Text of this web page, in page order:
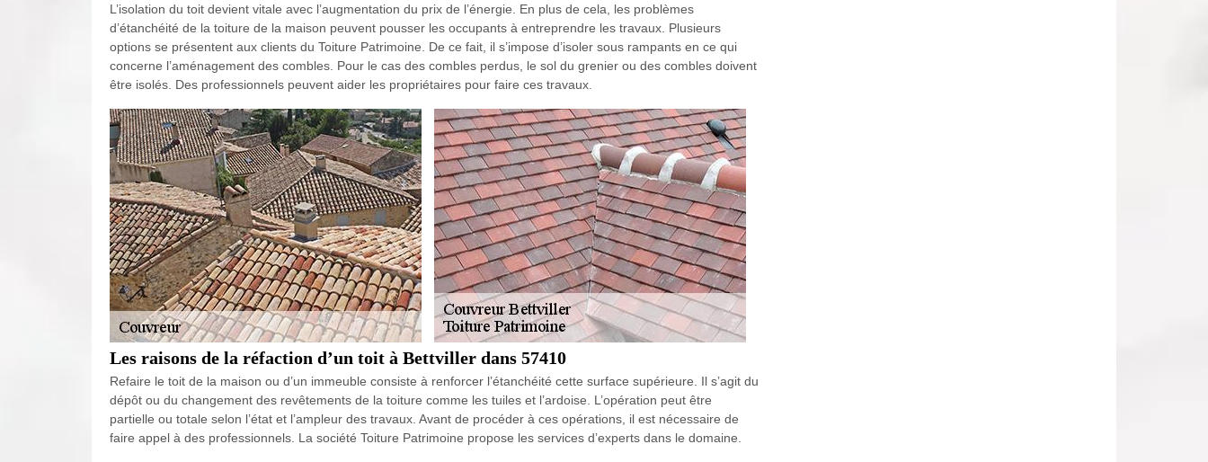
L’isolation du toit devient vitale avec l’augmentation du prix de l’énergie. En plus de cela, les problèmes
d’étanchéité de la toiture de la maison peuvent pousser les occupants à entreprendre les travaux. Plusieurs
options se présentent aux clients du Toiture Patrimoine. De ce fait, il s’impose d’isoler sous rampants en ce qui
concerne l’aménagement des combles. Pour le cas des combles perdus, le sol du grenier ou des combles doivent
être isolés. Des professionnels peuvent aider les propriétaires pour faire ces travaux.
Les raisons de la réfaction d’un toit à Bettviller dans 57410
Refaire le toit de la maison ou d’un immeuble consiste à renforcer l’étanchéité cette surface supérieure. Il s’agit du
dépôt ou du changement des revêtements de la toiture comme les tuiles et l’ardoise. L’opération peut être
partielle ou totale selon l’état et l’ampleur des travaux. Avant de procéder à ces opérations, il est nécessaire de
faire appel à des professionnels. La société Toiture Patrimoine propose les services d’experts dans le domaine.